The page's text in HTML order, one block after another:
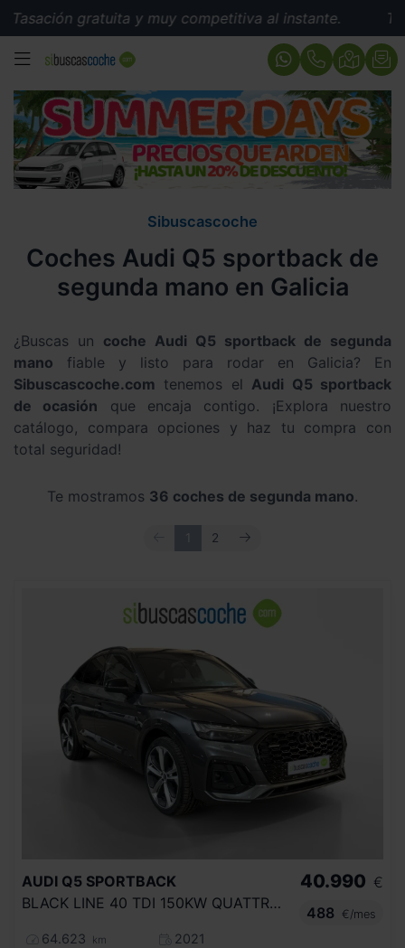
gratuita y muy competitiva al instante. Tasación
MENÚ
Sibuscascoche
Coches Audi Q5 sportback de
segunda mano en Galicia
¿Buscas un coche Audi Q5 sportback de segunda
mano fiable y listo para rodar en Galicia? En
Sibuscascoche.com tenemos el Audi Q5 sportback
de ocasión que encaja contigo. ¡Explora nuestro
catálogo, compara opciones y haz tu compra con
total seguridad!
Te mostramos 36 coches de segunda mano.
ANTERIOR
2 SIGUIENTE
AUDI Q5 SPORTBACK
BLACK LINE 40 TDI 150KW QUATTRO ULTRA
64.623 km
2021
40.990 €
488
€/mes